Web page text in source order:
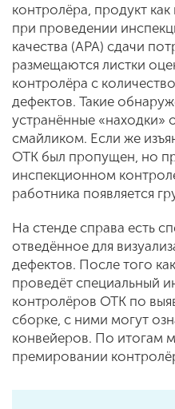
контролёра, продукт как
при проведении
качества (АРА) сдачи
размещаются листки
контролёра с
дефектов. Такие
устранённые «находки»
смайликом. Если же
ОТК был пропущен, но
инспекционном
работника появляется
На стенде справа есть
отведённое для
дефектов. После того
проведёт специальный
контролёров ОТК по
сборке, с ними могут
конвейеров. По итогам
премировании